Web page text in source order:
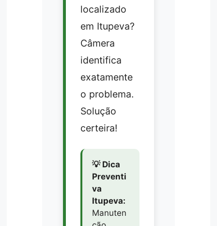
localizado
em Itupeva?
Câmera
identifica
exatamente
o problema.
Solução
certeira!
💡 Dica
Preventi
va
Itupeva:
Manuten